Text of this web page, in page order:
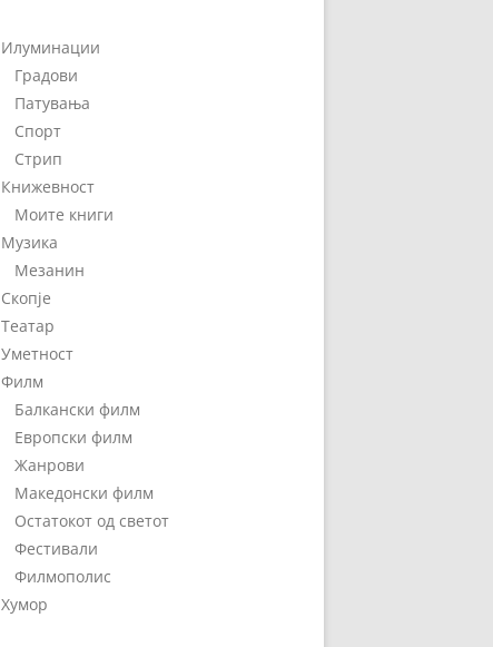
Илуминации
Градови
Патувања
Спорт
Стрип
Книжевност
Моите книги
Музика
Мезанин
Скопје
Театар
Уметност
Филм
Балкански филм
Европски филм
Жанрови
Македонски филм
Остатокот од светот
Фестивали
Филмополис
Хумор